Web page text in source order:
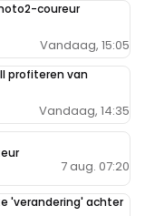
coureur
Vandaag, 15:05
profiteren van
Vandaag, 14:35
7 aug. 07:20
'verandering' achter